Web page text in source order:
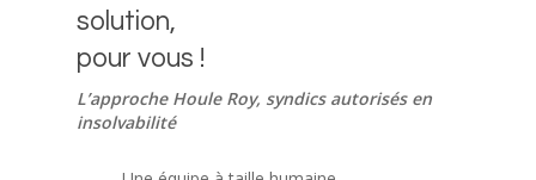
solution,
pour vous !
L’approche Houle Roy, syndics autorisés en
insolvabilité